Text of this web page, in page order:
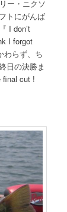
ー・ニクソ
トにがんば
I don’t
I forgot
わらず、ち
日の決勝ま
final cut !